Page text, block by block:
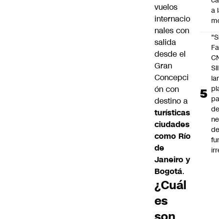
vuelos
internacio
nales con
salida
desde el
Gran
Concepci
ón con
destino a
turísticas
ciudades
como Río
de
Janeiro y
Bogotá.
¿Cuál
es
a
SII
de